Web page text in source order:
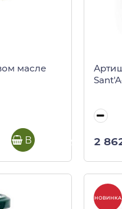
масле
В корзину 2
НОВИНКА